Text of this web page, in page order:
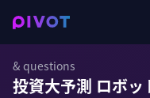
& questions
投資大予測 ロボッ